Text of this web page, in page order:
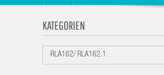
KATEGORIEN
RLA162/ RLA162.1